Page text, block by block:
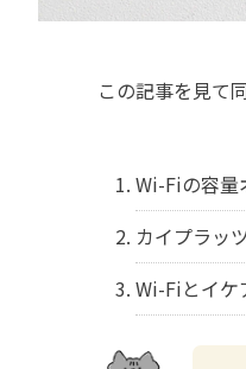
この記事を見て
Wi-Fiの容量
カイプラッ
Wi-Fiとイケ